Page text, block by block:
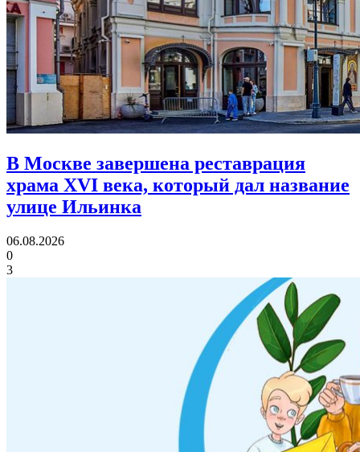
В Москве завершена реставрация
храма XVI века, который дал название
улице Ильинка
06.08.2026
0
3